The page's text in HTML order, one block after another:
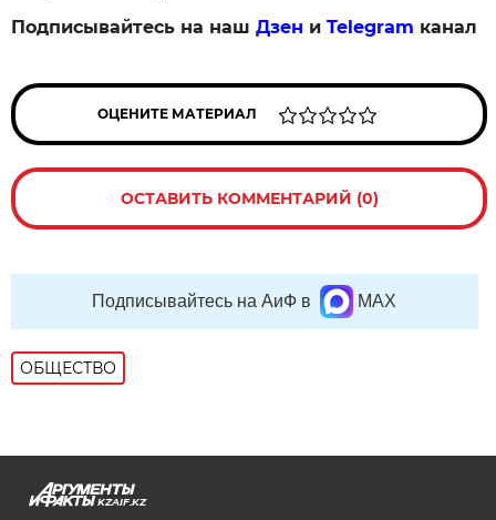
Подписывайтесь на нашДзен иTelegram канал
ОЦЕНИТЕ МАТЕРИАЛ
ОСТАВИТЬ КОММЕНТАРИЙ (0)
Подписывайтесь на АиФ в MAX
ОБЩЕСТВО
KZAIF.KZ